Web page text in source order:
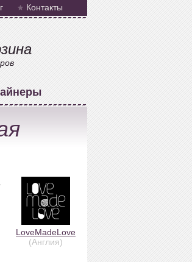
Контакты
LoveMadeLove
(Англия)